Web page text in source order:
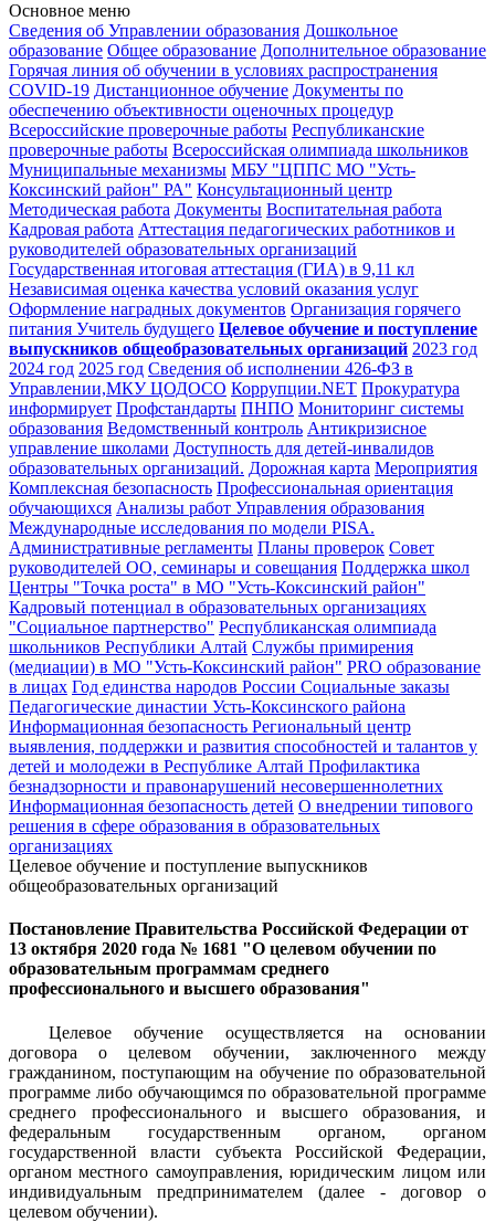
Основное меню
Сведения об Управлении образования Дошкольное
образование Общее образование Дополнительное образование
Горячая линия об обучении в условиях распространения
COVID-19 Дистанционное обучение Документы по
обеспечению объективности оценочных процедур
Всероссийские проверочные работы Республиканские
проверочные работы Всероссийская олимпиада школьников
Муниципальные механизмы МБУ "ЦППС МО "Усть-
Коксинский район" РА" Консультационный центр
Методическая работа Документы Воспитательная работа
Кадровая работа Аттестация педагогических работников и
руководителей образовательных организаций
Государственная итоговая аттестация (ГИА) в 9,11 кл
Независимая оценка качества условий оказания услуг
Оформление наградных документов Организация горячего
питания Учитель будущего Целевое обучение и поступление
выпускников общеобразовательных организаций 2023 год
2024 год 2025 год Сведения об исполнении 426-ФЗ в
Управлении,МКУ ЦОДОСО Коррупции.NET Прокуратура
информирует Профстандарты ПНПО Мониторинг системы
образования Ведомственный контроль Антикризисное
управление школами Доступность для детей-инвалидов
образовательных организаций. Дорожная карта Мероприятия
Комплексная безопасность Профессиональная ориентация
обучающихся Анализы работ Управления образования
Международные исследования по модели PISA.
Административные регламенты Планы проверок Совет
руководителей ОО, семинары и совещания Поддержка школ
Центры "Точка роста" в МО "Усть-Коксинский район"
Кадровый потенциал в образовательных организациях
"Социальное партнерство" Республиканская олимпиада
школьников Республики Алтай Службы примирения
(медиации) в МО "Усть-Коксинский район" PRO образование
в лицах Год единства народов России Социальные заказы
Педагогические династии Усть-Коксинского района
Информационная безопасность Региональный центр
выявления, поддержки и развития способностей и талантов у
детей и молодежи в Республике Алтай Профилактика
безнадзорности и правонарушений несовершеннолетних
Информационная безопасность детей О внедрении типового
решения в сфере образования в образовательных
организациях
Целевое обучение и поступление выпускников
общеобразовательных организаций
Постановление Правительства Российской Федерации от
13 октября 2020 года № 1681 "О целевом обучении по
образовательным программам среднего
профессионального и высшего образования"
Целевое обучение осуществляется на основании
договора о целевом обучении, заключенного между
гражданином, поступающим на обучение по образовательной
программе либо обучающимся по образовательной программе
среднего профессионального и высшего образования, и
федеральным государственным органом, органом
государственной власти субъекта Российской Федерации,
органом местного самоуправления, юридическим лицом или
индивидуальным предпринимателем (далее - договор о
целевом обучении).